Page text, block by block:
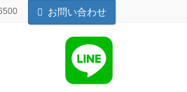
お問い合わせ